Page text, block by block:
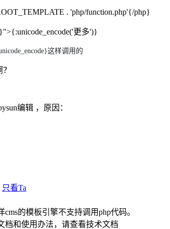
. 'php/function.php'{/php}
更多')}
这样调用的
编辑 ，原因：
只看Ta
cms的模板引擎不支持调用php代码。
档和使用办法，请查看技术文档